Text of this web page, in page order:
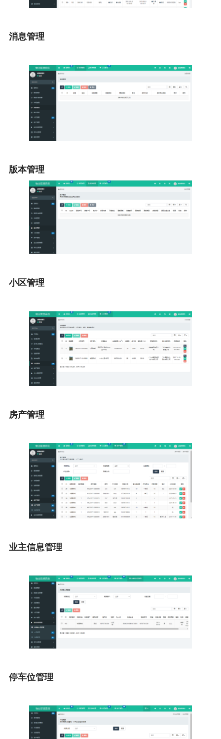
消息管理
版本管理
小区管理
房产管理
业主信息管理
停车位管理